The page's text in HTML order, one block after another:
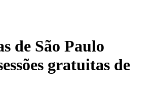
de São Paulo
gratuitas de